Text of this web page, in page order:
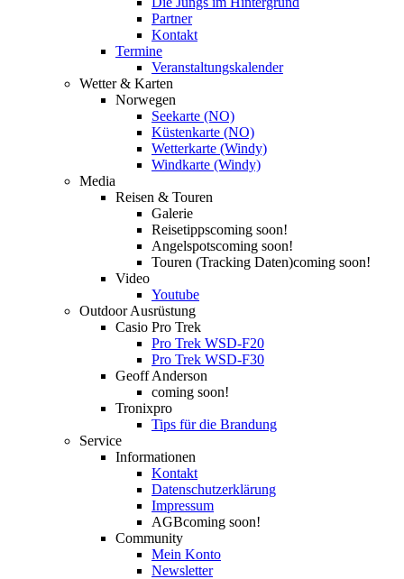
Partner
Kontakt
Termine
Veranstaltungskalender
Wetter & Karten
Norwegen
Seekarte (NO)
Küstenkarte (NO)
Wetterkarte (Windy)
Windkarte (Windy)
Media
Reisen & Touren
Galerie
Reisetippscoming soon!
Angelspotscoming soon!
Touren (Tracking Daten)coming soon!
Video
Youtube
Outdoor Ausrüstung
Casio Pro Trek
Pro Trek WSD-F20
Pro Trek WSD-F30
Geoff Anderson
coming soon!
Tronixpro
Tips für die Brandung
Service
Informationen
Kontakt
Datenschutzerklärung
Impressum
AGBcoming soon!
Community
Mein Konto
Newsletter